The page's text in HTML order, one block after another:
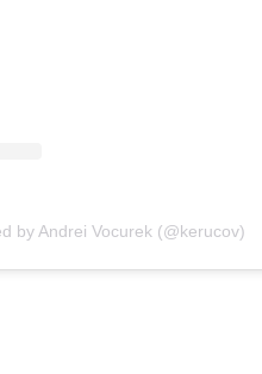
by Andrei Vocurek (@kerucov)